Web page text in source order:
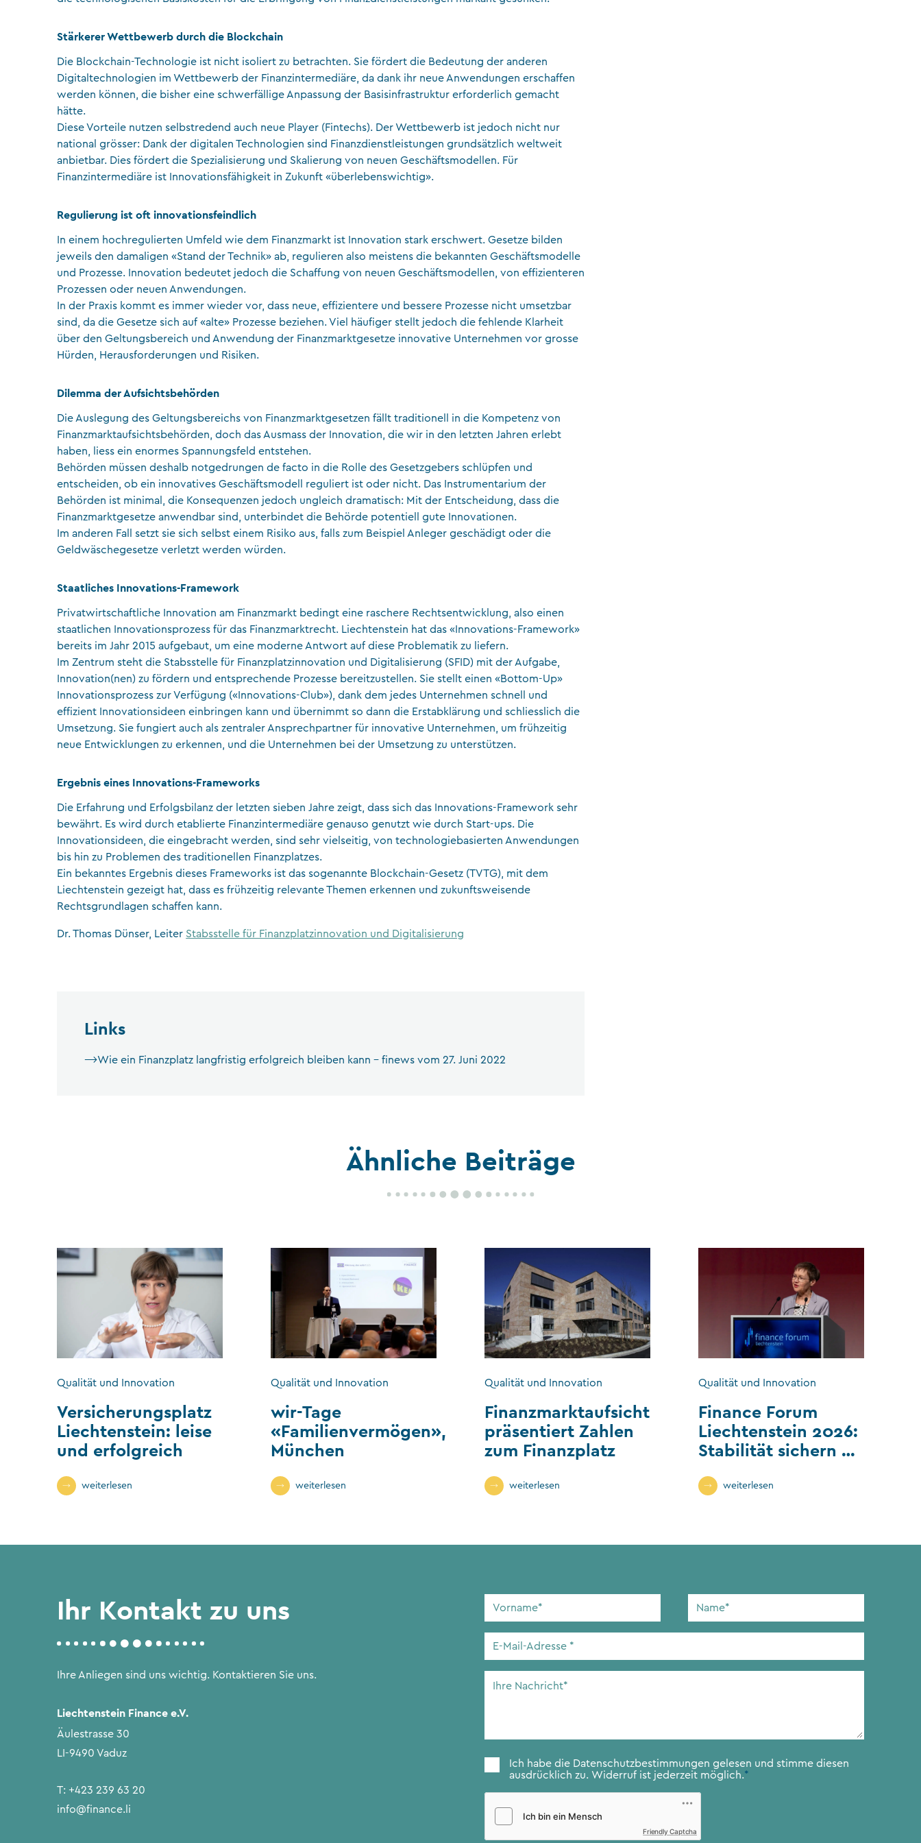
Stärkerer Wettbewerb durch die Blockchain
Die Blockchain-Technologie ist nicht isoliert zu betrachten. Sie fördert die Bedeutung der anderen
Digitaltechnologien im Wettbewerb der Finanzintermediäre, da dank ihr neue Anwendungen erschaffen
werden können, die bisher eine schwerfällige Anpassung der Basisinfrastruktur erforderlich gemacht
hätte.
Diese Vorteile nutzen selbstredend auch neue Player (Fintechs). Der Wettbewerb ist jedoch nicht nur
national grösser: Dank der digitalen Technologien sind Finanzdienstleistungen grundsätzlich weltweit
anbietbar. Dies fördert die Spezialisierung und Skalierung von neuen Geschäftsmodellen. Für
Finanzintermediäre ist Innovationsfähigkeit in Zukunft «überlebenswichtig».
Regulierung ist oft innovationsfeindlich
In einem hochregulierten Umfeld wie dem Finanzmarkt ist Innovation stark erschwert. Gesetze bilden
jeweils den damaligen «Stand der Technik» ab, regulieren also meistens die bekannten Geschäftsmodelle
und Prozesse. Innovation bedeutet jedoch die Schaffung von neuen Geschäftsmodellen, von effizienteren
Prozessen oder neuen Anwendungen.
In der Praxis kommt es immer wieder vor, dass neue, effizientere und bessere Prozesse nicht umsetzbar
sind, da die Gesetze sich auf «alte» Prozesse beziehen. Viel häufiger stellt jedoch die fehlende Klarheit
über den Geltungsbereich und Anwendung der Finanzmarktgesetze innovative Unternehmen vor grosse
Hürden, Herausforderungen und Risiken.
Dilemma der Aufsichtsbehörden
Die Auslegung des Geltungsbereichs von Finanzmarktgesetzen fällt traditionell in die Kompetenz von
Finanzmarktaufsichtsbehörden, doch das Ausmass der Innovation, die wir in den letzten Jahren erlebt
haben, liess ein enormes Spannungsfeld entstehen.
Behörden müssen deshalb notgedrungen de facto in die Rolle des Gesetzgebers schlüpfen und
entscheiden, ob ein innovatives Geschäftsmodell reguliert ist oder nicht. Das Instrumentarium der
Behörden ist minimal, die Konsequenzen jedoch ungleich dramatisch: Mit der Entscheidung, dass die
Finanzmarktgesetze anwendbar sind, unterbindet die Behörde potentiell gute Innovationen.
Im anderen Fall setzt sie sich selbst einem Risiko aus, falls zum Beispiel Anleger geschädigt oder die
Geldwäschegesetze verletzt werden würden.
Staatliches Innovations-Framework
Privatwirtschaftliche Innovation am Finanzmarkt bedingt eine raschere Rechtsentwicklung, also einen
staatlichen Innovationsprozess für das Finanzmarktrecht. Liechtenstein hat das «Innovations-Framework»
bereits im Jahr 2015 aufgebaut, um eine moderne Antwort auf diese Problematik zu liefern.
Im Zentrum steht die Stabsstelle für Finanzplatzinnovation und Digitalisierung (SFID) mit der Aufgabe,
Innovation(nen) zu fördern und entsprechende Prozesse bereitzustellen. Sie stellt einen «Bottom-Up»
Innovationsprozess zur Verfügung («Innovations-Club»), dank dem jedes Unternehmen schnell und
effizient Innovationsideen einbringen kann und übernimmt so dann die Erstabklärung und schliesslich die
Umsetzung. Sie fungiert auch als zentraler Ansprechpartner für innovative Unternehmen, um frühzeitig
neue Entwicklungen zu erkennen, und die Unternehmen bei der Umsetzung zu unterstützen.
Ergebnis eines Innovations-Frameworks
Die Erfahrung und Erfolgsbilanz der letzten sieben Jahre zeigt, dass sich das Innovations-Framework sehr
bewährt. Es wird durch etablierte Finanzintermediäre genauso genutzt wie durch Start-ups. Die
Innovationsideen, die eingebracht werden, sind sehr vielseitig, von technologiebasierten Anwendungen
bis hin zu Problemen des traditionellen Finanzplatzes.
Ein bekanntes Ergebnis dieses Frameworks ist das sogenannte Blockchain-Gesetz (TVTG), mit dem
Liechtenstein gezeigt hat, dass es frühzeitig relevante Themen erkennen und zukunftsweisende
Rechtsgrundlagen schaffen kann.
Dr. Thomas Dünser, Leiter Stabsstelle für Finanzplatzinnovation und Digitalisierung
Links
Wie ein Finanzplatz langfristig erfolgreich bleiben kann – finews vom 27. Juni 2022
Ähnliche Beiträge
Qualität und Innovation
Versicherungsplatz
Liechtenstein: leise
und erfolgreich
weiterlesen
Qualität und Innovation
wir-Tage
«Familienvermögen»,
München
weiterlesen
Qualität und Innovation
Finanzmarktaufsicht
präsentiert Zahlen
zum Finanzplatz
weiterlesen
Qualität und Innovation
Finance Forum
Liechtenstein 2026:
Stabilität sichern –
weiterlesen
Ihr Kontakt zu uns
Ihre Anliegen sind uns wichtig. Kontaktieren Sie uns.
Liechtenstein Finance e.V.
Äulestrasse 30
LI-9490 Vaduz
T: +423 239 63 20
info@finance.li
Vorname Name
E-
Adresse*
Zustimmung*
Ich habe die Datenschutzbestimmungen gelesen und stimme diesen
ausdrücklich zu. Widerruf ist jederzeit möglich.*
Friendly Captcha